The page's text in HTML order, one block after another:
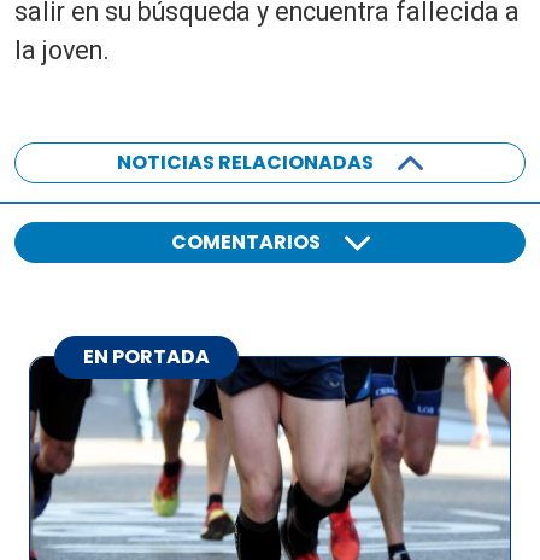
salir en su búsqueda y encuentra fallecida a
la joven.
NOTICIAS RELACIONADAS
COMENTARIOS
EN PORTADA